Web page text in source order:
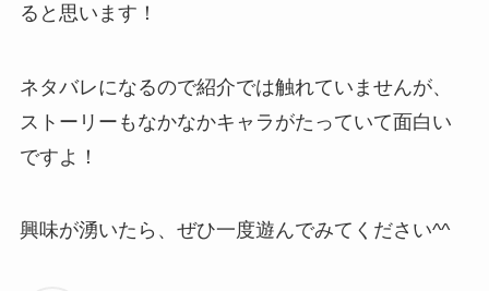
ると思います！
ネタバレになるので紹介では触れていませんが、
ストーリーもなかなかキャラがたっていて面白い
ですよ！
興味が湧いたら、ぜひ一度遊んでみてください^^